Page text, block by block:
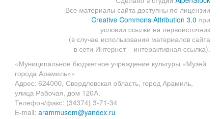
Все материалы сайта доступны по лицензии
Creative Commons Attribution 3.0 при
условии ссылки на первоисточник
(в случае использования материалов сайта
в сети Интернет – интерактивная ссылка).
«Муниципальное бюджетное учреждение культуры «Музей
города Арамиль»»
Адрес: 624000, Свердловская область, город Арамиль,
улица Рабочая, дом 120А.
Телефон/факс: (34374) 3-71-34
E-mail: arammusem@yandex.ru